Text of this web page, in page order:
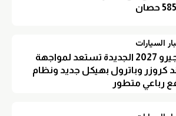
السيارات
باجيرو 2027 الجديدة تستعد لمواجهة
كروزر وباترول بهيكل جديد ونظام
رباعي متطور